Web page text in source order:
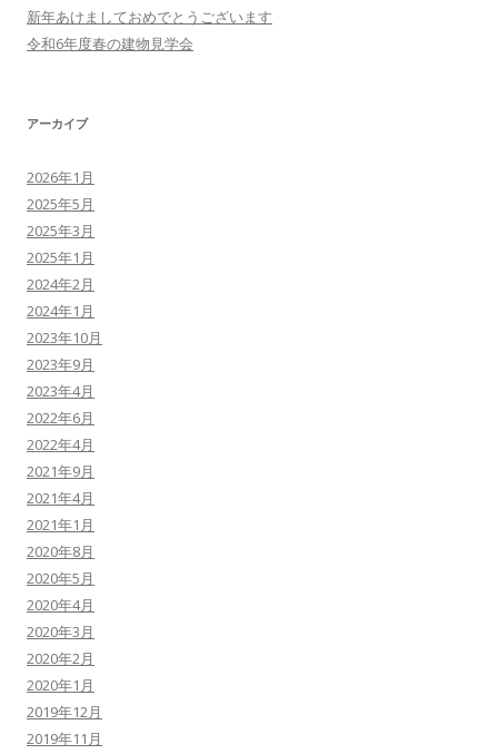
新年あけましておめでとうございます
令和6年度春の建物見学会
アーカイブ
2026年1月
2025年5月
2025年3月
2025年1月
2024年2月
2024年1月
2023年10月
2023年9月
2023年4月
2022年6月
2022年4月
2021年9月
2021年4月
2021年1月
2020年8月
2020年5月
2020年4月
2020年3月
2020年2月
2020年1月
2019年12月
2019年11月